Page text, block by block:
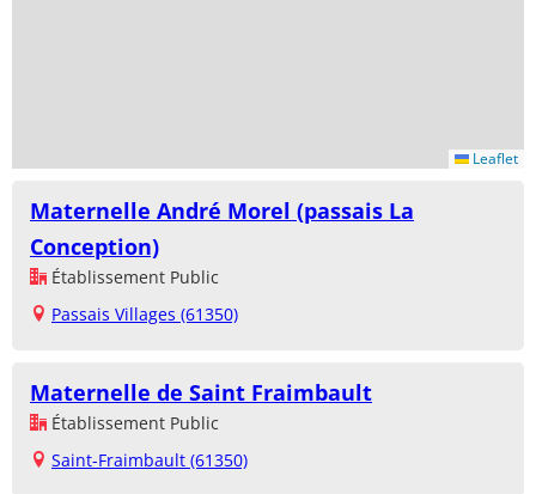
Leaflet
Maternelle André Morel (passais La
Conception)
Établissement Public
Passais Villages (61350)
Maternelle de Saint Fraimbault
Établissement Public
Saint-Fraimbault (61350)